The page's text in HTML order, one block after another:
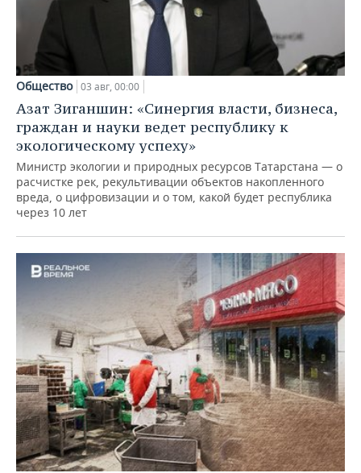
Общество 03 авг, 00:00
Азат Зиганшин: «Синергия власти, бизнеса,
граждан и науки ведет республику к
экологическому успеху»
Министр экологии и природных ресурсов Татарстана — о
расчистке рек, рекультивации объектов накопленного
вреда, о цифровизации и о том, какой будет республика
через 10 лет